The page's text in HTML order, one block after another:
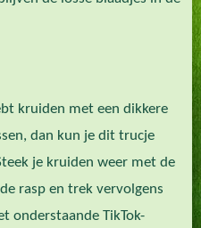
kruiden met een dikkere
dan kun je dit trucje
je kruiden weer met de
rasp en trek vervolgens
onderstaande TikTok-